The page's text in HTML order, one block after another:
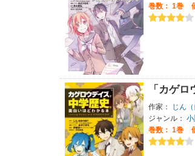
巻数： 1巻
「カゲ
作家： じん（
ジャンル：
巻数： 1巻